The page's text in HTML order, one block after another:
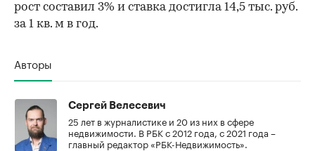
рост составил 3% и ставка достигла 14,5 тыс. руб.
за 1 кв. м в год.
Авторы
Сергей Велесевич
25 лет в журналистике и 20 из них в сфере
недвижимости. В РБК с 2012 года, с 2021 года –
главный редактор «РБК-Недвижимость».